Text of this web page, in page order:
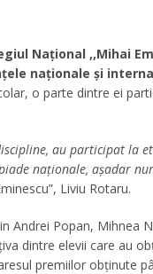
Național ,,Mihai
naționale și
o parte dintre ei
au participat la
naționale, așadar
Liviu Rotaru.
Andrei Popan, Mihnea
dintre elevii care au
premiilor obținute